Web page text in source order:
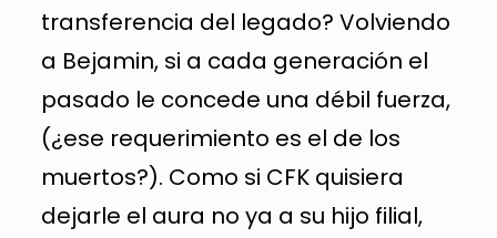
transferencia del legado? Volviendo
a Bejamin, si a cada generación el
pasado le concede una débil fuerza,
(¿ese requerimiento es el de los
muertos?). Como si CFK quisiera
dejarle el aura no ya a su hijo filial,